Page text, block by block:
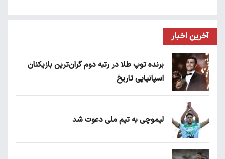
آخرین اخبار
برنده توپ طلا در رتبه دوم گران‌ترین بازیکنان
اسپانیایی تاریخ
لیموچی به تیم ملی دعوت شد